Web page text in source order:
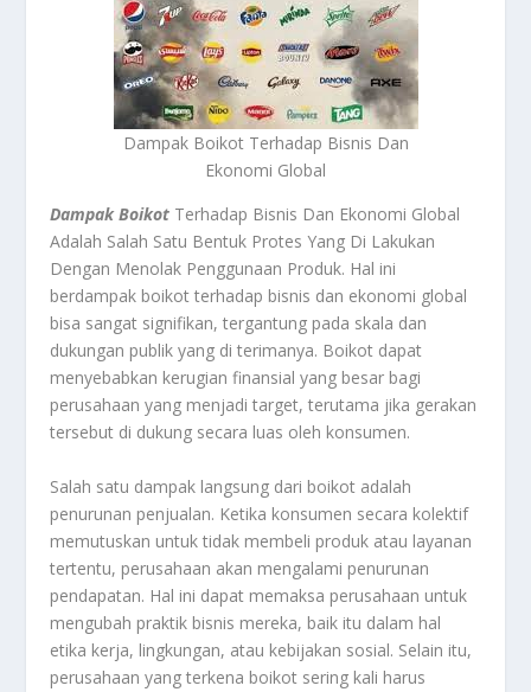
Dampak Boikot Terhadap Bisnis Dan
Ekonomi Global
Dampak Boikot Terhadap Bisnis Dan Ekonomi Global
Adalah Salah Satu Bentuk Protes Yang Di Lakukan
Dengan Menolak Penggunaan Produk. Hal ini
berdampak boikot terhadap bisnis dan ekonomi global
bisa sangat signifikan, tergantung pada skala dan
dukungan publik yang di terimanya. Boikot dapat
menyebabkan kerugian finansial yang besar bagi
perusahaan yang menjadi target, terutama jika gerakan
tersebut di dukung secara luas oleh konsumen.
Salah satu dampak langsung dari boikot adalah
penurunan penjualan. Ketika konsumen secara kolektif
memutuskan untuk tidak membeli produk atau layanan
tertentu, perusahaan akan mengalami penurunan
pendapatan. Hal ini dapat memaksa perusahaan untuk
mengubah praktik bisnis mereka, baik itu dalam hal
etika kerja, lingkungan, atau kebijakan sosial. Selain itu,
perusahaan yang terkena boikot sering kali harus